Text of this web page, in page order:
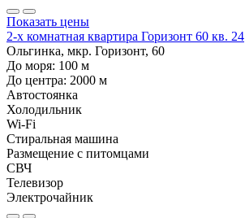
Показать цены
2-х комнатная квартира Горизонт 60 кв. 24
Ольгинка, мкр. Горизонт, 60
До моря: 100 м
До центра: 2000 м
Автостоянка
Холодильник
Wi-Fi
Стиральная машина
Размещение с питомцами
СВЧ
Телевизор
Электрочайник